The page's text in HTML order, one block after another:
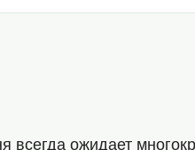
ожидает